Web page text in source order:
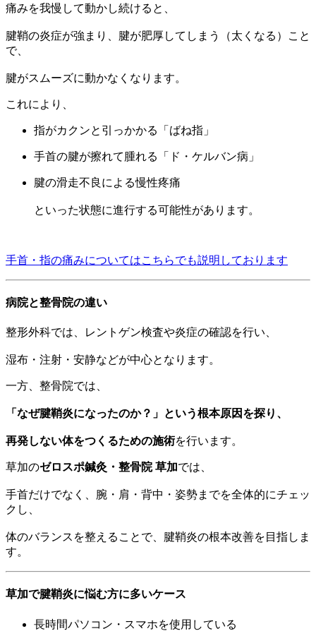
痛みを我慢して動かし続けると、
腱鞘の炎症が強まり、腱が肥厚してしまう（太くなる）こと
で、
腱がスムーズに動かなくなります。
これにより、
指がカクンと引っかかる「ばね指」
手首の腱が擦れて腫れる「ド・ケルバン病」
腱の滑走不良による慢性疼痛
といった状態に進行する可能性があります。
手首・指の痛みについてはこちらでも説明しております
病院と整骨院の違い
整形外科では、レントゲン検査や炎症の確認を行い、
湿布・注射・安静などが中心となります。
一方、整骨院では、
「なぜ腱鞘炎になったのか？」という根本原因を探り、
再発しない体をつくるための施術を行います。
草加のゼロスポ鍼灸・整骨院 草加では、
手首だけでなく、腕・肩・背中・姿勢までを全体的にチェッ
クし、
体のバランスを整えることで、腱鞘炎の根本改善を目指しま
す。
草加で腱鞘炎に悩む方に多いケース
長時間パソコン・スマホを使用している